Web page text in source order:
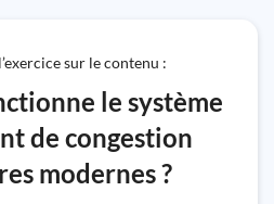
sur le contenu :
le système
de congestion
modernes ?